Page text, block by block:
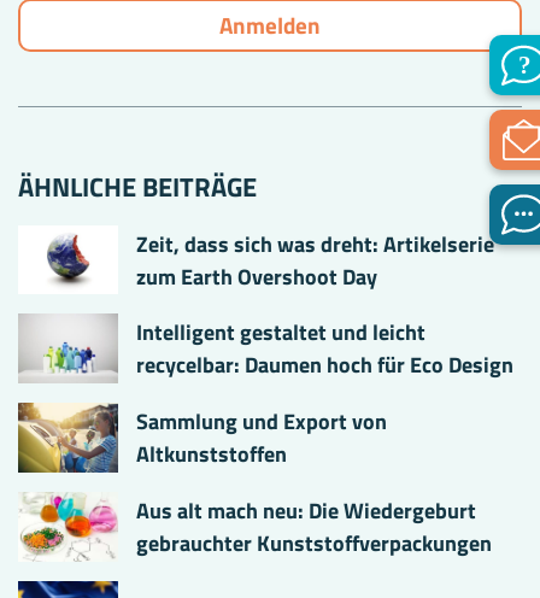
ÄHNLICHE BEITRÄGE
Zeit, dass sich was dreht: Artikelserie
zum Earth Overshoot Day
Intelligent gestaltet und leicht
recycelbar: Daumen hoch für Eco Design
Sammlung und Export von
Altkunststoffen
Aus alt mach neu: Die Wiedergeburt
gebrauchter Kunststoffverpackungen